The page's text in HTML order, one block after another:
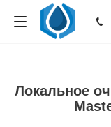
Локальное